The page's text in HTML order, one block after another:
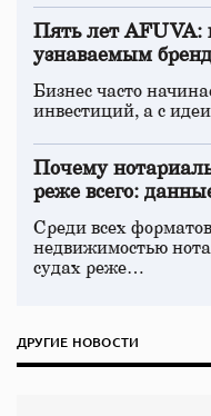
Пять лет AFUVA:
узнаваемым
Бизнес часто
инвестиций, а с
Почему
реже всего:
Среди всех
недвижимостью
судах реже…
ДРУГИЕ НОВОСТИ